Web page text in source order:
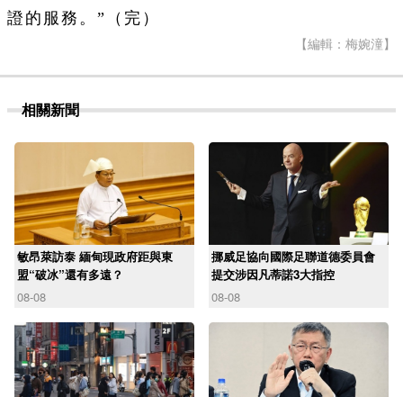
證的服務。”（完）
【編輯：梅婉潼】
相關新聞
敏昂萊訪泰 緬甸現政府距與東
盟“破冰”還有多遠？
08-08
挪威足協向國際足聯道德委員會
提交涉因凡蒂諾3大指控
08-08